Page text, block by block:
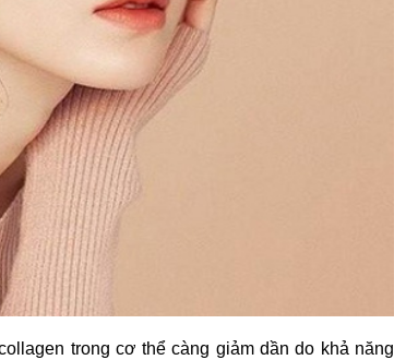
trong cơ thể càng giảm dần do khả năng